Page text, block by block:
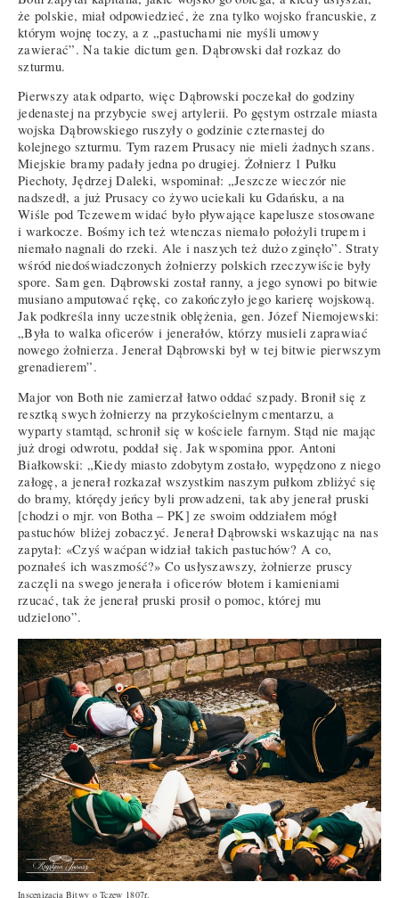
że polskie, miał odpowiedzieć, że zna tylko wojsko francuskie, z
którym wojnę toczy, a z „pastuchami nie myśli umowy
zawierać”. Na takie dictum gen. Dąbrowski dał rozkaz do
szturmu.
Pierwszy atak odparto, więc Dąbrowski poczekał do godziny
jedenastej na przybycie swej artylerii. Po gęstym ostrzale miasta
wojska Dąbrowskiego ruszyły o godzinie czternastej do
kolejnego szturmu. Tym razem Prusacy nie mieli żadnych szans.
Miejskie bramy padały jedna po drugiej. Żołnierz 1 Pułku
Piechoty, Jędrzej Daleki, wspominał: „Jeszcze wieczór nie
nadszedł, a już Prusacy co żywo uciekali ku Gdańsku, a na
Wiśle pod Tczewem widać było pływające kapelusze stosowane
i warkocze. Bośmy ich też wtenczas niemało położyli trupem i
niemało nagnali do rzeki. Ale i naszych też dużo zginęło”. Straty
wśród niedoświadczonych żołnierzy polskich rzeczywiście były
spore. Sam gen. Dąbrowski został ranny, a jego synowi po bitwie
musiano amputować rękę, co zakończyło jego karierę wojskową.
Jak podkreśla inny uczestnik oblężenia, gen. Józef Niemojewski:
„Była to walka oficerów i jenerałów, którzy musieli zaprawiać
nowego żołnierza. Jenerał Dąbrowski był w tej bitwie pierwszym
grenadierem”.
Major von Both nie zamierzał łatwo oddać szpady. Bronił się z
resztką swych żołnierzy na przykościelnym cmentarzu, a
wyparty stamtąd, schronił się w kościele farnym. Stąd nie mając
już drogi odwrotu, poddał się. Jak wspomina ppor. Antoni
Białkowski: „Kiedy miasto zdobytym zostało, wypędzono z niego
załogę, a jenerał rozkazał wszystkim naszym pułkom zbliżyć się
do bramy, którędy jeńcy byli prowadzeni, tak aby jenerał pruski
[chodzi o mjr. von Botha – PK] ze swoim oddziałem mógł
pastuchów bliżej zobaczyć. Jenerał Dąbrowski wskazując na nas
zapytał: «Czyś waćpan widział takich pastuchów? A co,
poznałeś ich waszmość?» Co usłyszawszy, żołnierze pruscy
zaczęli na swego jenerała i oficerów błotem i kamieniami
rzucać, tak że jenerał pruski prosił o pomoc, której mu
udzielono”.
Inscenizacja Bitwy o Tczew 1807r.